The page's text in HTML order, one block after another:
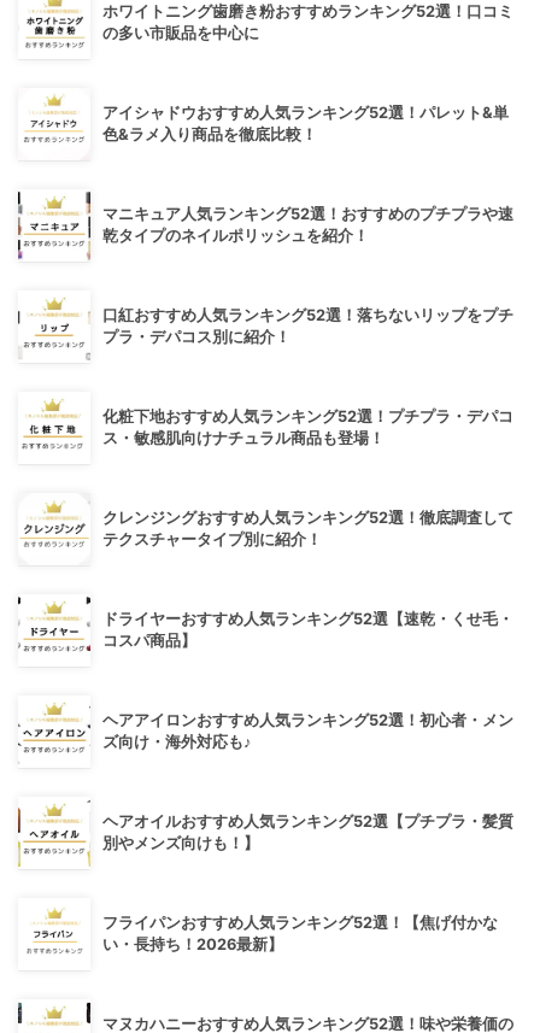
ホワイトニング歯磨き粉おすすめランキング52選！口コミ
の多い市販品を中心に
アイシャドウおすすめ人気ランキング52選！パレット&単
色&ラメ入り商品を徹底比較！
マニキュア人気ランキング52選！おすすめのプチプラや速
乾タイプのネイルポリッシュを紹介！
口紅おすすめ人気ランキング52選！落ちないリップをプチ
プラ・デパコス別に紹介！
化粧下地おすすめ人気ランキング52選！プチプラ・デパコ
ス・敏感肌向けナチュラル商品も登場！
クレンジングおすすめ人気ランキング52選！徹底調査して
テクスチャータイプ別に紹介！
ドライヤーおすすめ人気ランキング52選【速乾・くせ毛・
コスパ商品】
ヘアアイロンおすすめ人気ランキング52選！初心者・メン
ズ向け・海外対応も♪
ヘアオイルおすすめ人気ランキング52選【プチプラ・髪質
別やメンズ向けも！】
フライパンおすすめ人気ランキング52選！【焦げ付かな
い・長持ち！2026最新】
マヌカハニーおすすめ人気ランキング52選！味や栄養価の